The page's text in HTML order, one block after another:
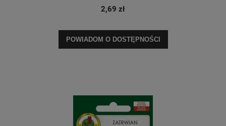
2,69 zł
POWIADOM O DOSTĘPNOŚCI